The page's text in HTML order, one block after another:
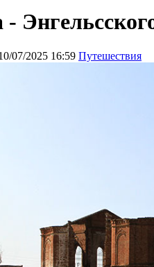
07/2025 16:59 Путешествия